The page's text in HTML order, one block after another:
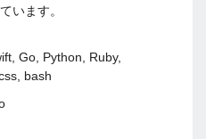
います。
Go, Python, Ruby,
bash